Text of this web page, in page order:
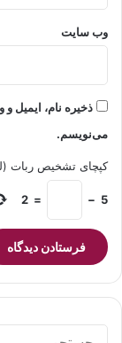
وب‌ سایت
ذخیره نام، ایمیل
می‌نویسم.
کپچای تشخیص ربات
5
−
=
2